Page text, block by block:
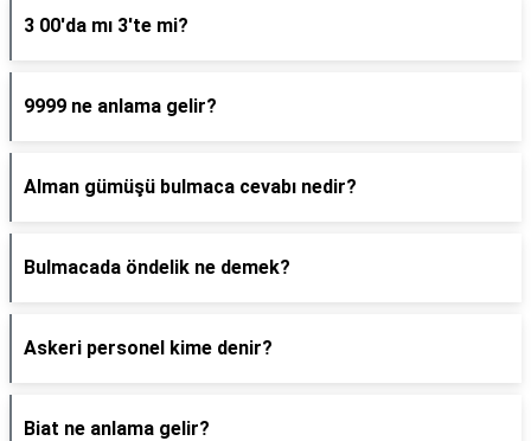
3 00'da mı 3'te mi?
9999 ne anlama gelir?
Alman gümüşü bulmaca cevabı nedir?
Bulmacada öndelik ne demek?
Askeri personel kime denir?
Biat ne anlama gelir?